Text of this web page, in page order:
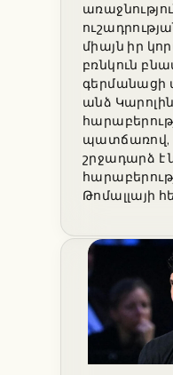
միայն իր
բռնկուն
գերմանացի
անձ
պատճառով,
շրջադարձ
Թոմալլայի